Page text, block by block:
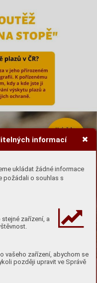
informací
ukládat žádné informace
požádali o souhlas s
zařízení, a
vašeho zařízení, abychom se
později upravit ve Správě